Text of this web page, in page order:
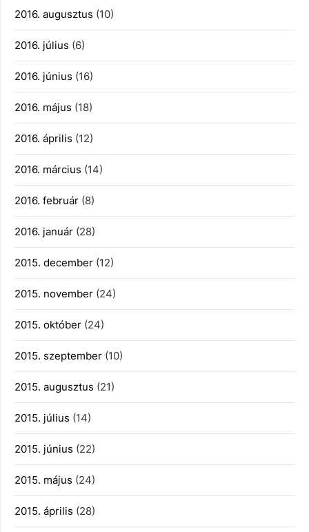
2016. augusztus (10)
2016. július (6)
2016. június (16)
2016. május (18)
2016. április (12)
2016. március (14)
2016. február (8)
2016. január (28)
2015. december (12)
2015. november (24)
2015. október (24)
2015. szeptember (10)
2015. augusztus (21)
2015. július (14)
2015. június (22)
2015. május (24)
2015. április (28)